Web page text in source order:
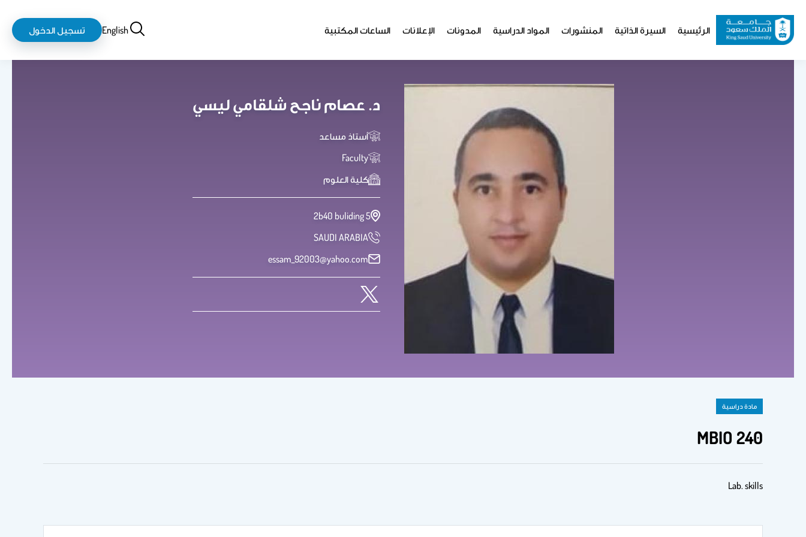
المحتوى
الرئيسي
Website
الرئيسية السيرة الذاتية المنشورات المواد الدراسية المدونات الإعلانات الساعات المكتبية بحثEnglish
login-
logout
تسجيل الدخول
د. عصام ناجح شلقامي ليسي
أستاذ مساعد
Faculty
كلية العلوم
2b40 buliding 5
SAUDI ARABIA
essam_92003@yahoo.com
مادة دراسية
MBIO 240
Lab. skills